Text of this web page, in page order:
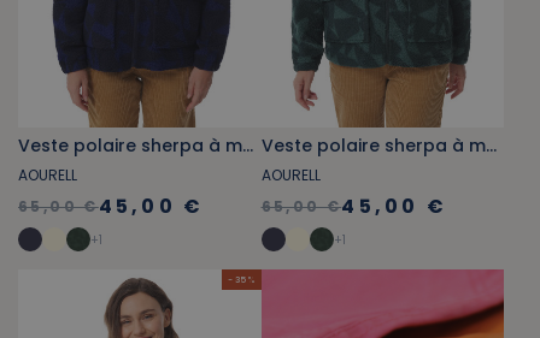
Veste polaire sherpa à motifs voile bleu foncé
AOURELL
65,00 €45,00 €
+1
Veste polaire sherpa à motifs voile vert kaki
AOURELL
65,00 €45,00 €
+1
- 35 %